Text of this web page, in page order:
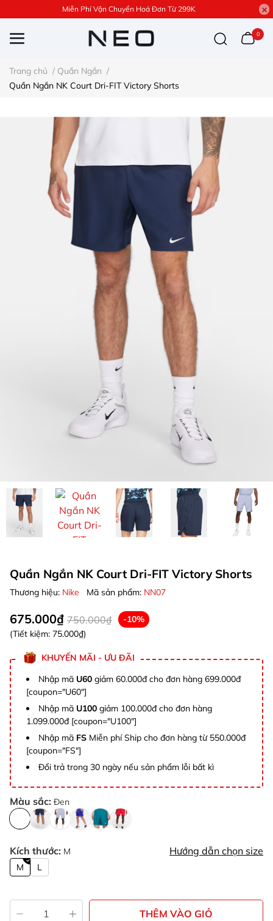
Miễn Phí Vận Chuyển Hoá Đơn Từ 299K
0
Trang chủ / Quần Ngắn /
Quần Ngắn NK Court Dri-FIT Victory Shorts
Quần Ngắn NK Court Dri-FIT Victory Shorts
Thương hiệu: Nike Mã sản phẩm: NN07
675.000₫ 750.000₫
-10%
(Tiết kiệm: 75.000₫)
KHUYẾN MÃI - ƯU ĐÃI
Nhập mã U60 giảm 60.000đ cho đơn hàng 699.000đ
[coupon="U60"]
Nhập mã U100 giảm 100.000đ cho đơn hàng
1.099.000đ [coupon="U100"]
Nhập mã FS Miễn phí Ship cho đơn hàng từ 550.000đ
[coupon="FS"]
Đổi trả trong 30 ngày nếu sản phẩm lỗi bất kì
Màu sắc: Đen
Kích thước: M Hướng dẫn chọn size
M L
THÊM VÀO GIỎ